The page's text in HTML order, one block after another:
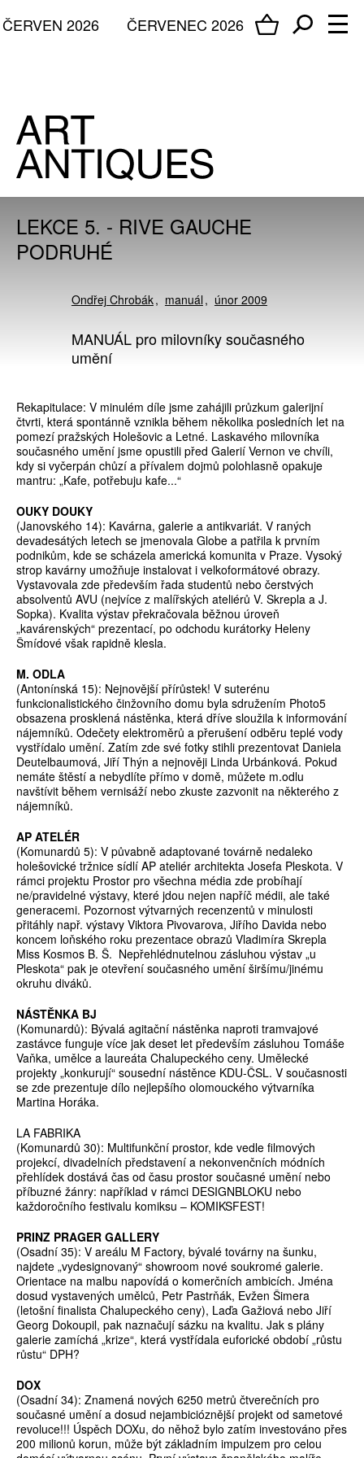
ČERVENEC 2026
ČERVEN 2026
LEKCE 5. - RIVE GAUCHE
PODRUHÉ
Ondřej Chrobák manuál únor 2009
MANUÁL pro milovníky současného
umění
Rekapitulace: V minulém díle jsme zahájili průzkum galerijní
čtvrti, která spontánně vznikla během několika posledních let na
pomezí pražských Holešovic a Letné. Laskavého milovníka
současného umění jsme opustili před Galerií Vernon ve chvíli,
kdy si vyčerpán chůzí a přívalem dojmů polohlasně opakuje
mantru: „Kafe, potřebuju kafe...“
OUKY DOUKY
(Janovského 14): Kavárna, galerie a antikvariát. V raných
devadesátých letech se jmenovala Globe a patřila k prvním
podnikům, kde se scházela americká komunita v Praze. Vysoký
strop kavárny umožňuje instalovat i velkoformátové obrazy.
Vystavovala zde především řada studentů nebo čerstvých
absolventů AVU (nejvíce z malířských ateliérů V. Skrepla a J.
Sopka). Kvalita výstav překračovala běžnou úroveň
„kavárenských“ prezentací, po odchodu kurátorky Heleny
Šmídové však rapidně klesla.
M. ODLA
(Antonínská 15): Nejnovější přírůstek! V suterénu
funkcionalistického činžovního domu byla sdružením Photo5
obsazena prosklená nástěnka, která dříve sloužila k informování
nájemníků. Odečety elektroměrů a přerušení odběru teplé vody
vystřídalo umění. Zatím zde své fotky stihli prezentovat Daniela
Deutelbaumová, Jiří Thýn a nejnověji Linda Urbánková. Pokud
nemáte štěstí a nebydlíte přímo v domě, můžete m.odlu
navštívit během vernisáží nebo zkuste zazvonit na některého z
nájemníků.
AP ATELÉR
(Komunardů 5): V půvabně adaptované továrně nedaleko
holešovické tržnice sídlí AP ateliér architekta Josefa Pleskota. V
rámci projektu Prostor pro všechna média zde probíhají
ne/pravidelné výstavy, které jdou nejen napříč médii, ale také
generacemi. Pozornost výtvarných recenzentů v minulosti
přitáhly např. výstavy Viktora Pivovarova, Jiřího Davida nebo
koncem loňského roku prezentace obrazů Vladimíra Skrepla
Miss Kosmos B. Š. Nepřehlédnutelnou zásluhou výstav „u
Pleskota“ pak je otevření současného umění širšímu/jinému
okruhu diváků.
NÁSTĚNKA BJ
(Komunardů): Bývalá agitační nástěnka naproti tramvajové
zastávce funguje více jak deset let především zásluhou Tomáše
Vaňka, umělce a laureáta Chalupeckého ceny. Umělecké
projekty „konkurují“ sousední nástěnce KDU-ČSL. V současnosti
se zde prezentuje dílo nejlepšího olomouckého výtvarníka
Martina Horáka.
LA FABRIKA
(Komunardů 30): Multifunkční prostor, kde vedle filmových
projekcí, divadelních představení a nekonvenčních módních
přehlídek dostává čas od času prostor současné umění nebo
příbuzné žánry: například v rámci DESIGNBLOKU nebo
každoročního festivalu komiksu – KOMIKSFEST!
PRINZ PRAGER GALLERY
(Osadní 35): V areálu M Factory, bývalé továrny na šunku,
najdete „vydesignovaný“ showroom nové soukromé galerie.
Orientace na malbu napovídá o komerčních ambicích. Jména
dosud vystavených umělců, Petr Pastrňák, Evžen Šimera
(letošní finalista Chalupeckého ceny), Laďa Gažiová nebo Jiří
Georg Dokoupil, pak naznačují sázku na kvalitu. Jak s plány
galerie zamíchá „krize“, která vystřídala euforické období „růstu
růstu“ DPH?
DOX
(Osadní 34): Znamená nových 6250 metrů čtverečních pro
současné umění a dosud nejambicióznější projekt od sametové
revoluce!!! Úspěch DOXu, do něhož bylo zatím investováno přes
200 milionů korun, může být základním impulzem pro celou